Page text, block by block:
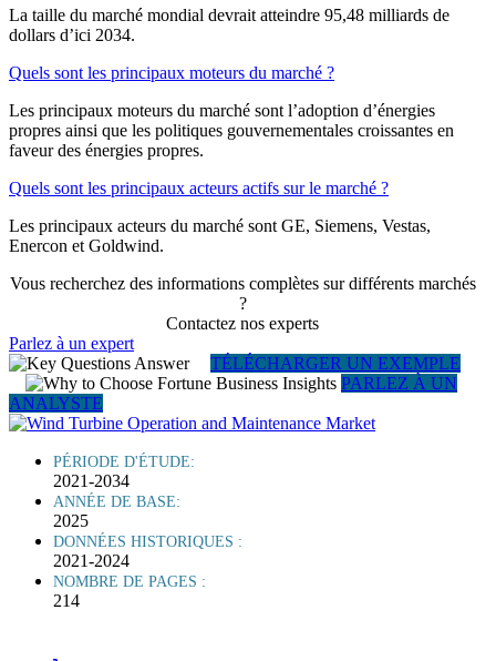
La taille du marché mondial devrait atteindre 95,48 milliards de
dollars d’ici 2034.
Quels sont les principaux moteurs du marché ?
Les principaux moteurs du marché sont l’adoption d’énergies
propres ainsi que les politiques gouvernementales croissantes en
faveur des énergies propres.
Quels sont les principaux acteurs actifs sur le marché ?
Les principaux acteurs du marché sont GE, Siemens, Vestas,
Enercon et Goldwind.
Vous recherchez des informations complètes sur différents marchés
?
Contactez nos experts
Parlez à un expert
TÉLÉCHARGER UN EXEMPLE
PARLEZ À UN
ANALYSTE
PÉRIODE D'ÉTUDE:
2021-2034
ANNÉE DE BASE:
2025
DONNÉES HISTORIQUES :
2021-2024
NOMBRE DE PAGES :
214